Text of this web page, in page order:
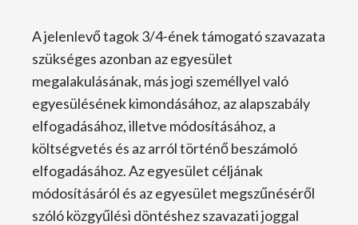
A jelenlevő tagok 3/4-ének támogató szavazata
szükséges azonban az egyesület
megalakulásának, más jogi személlyel való
egyesülésének kimondásához, az alapszabály
elfogadásához, illetve módosításához, a
költségvetés és az arról történő beszámoló
elfogadásához. Az egyesület céljának
módosításáról és az egyesület megszűnéséről
szóló közgyűlési döntéshez szavazati joggal